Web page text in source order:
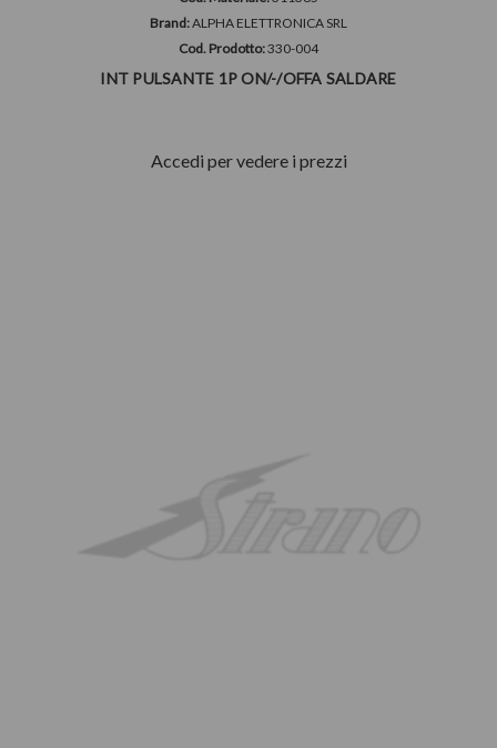
Brand:ALPHA ELETTRONICA SRL
Cod. Prodotto:330-004
INT PULSANTE 1P ON/-/OFFA SALDARE
Accedi per vedere i prezzi